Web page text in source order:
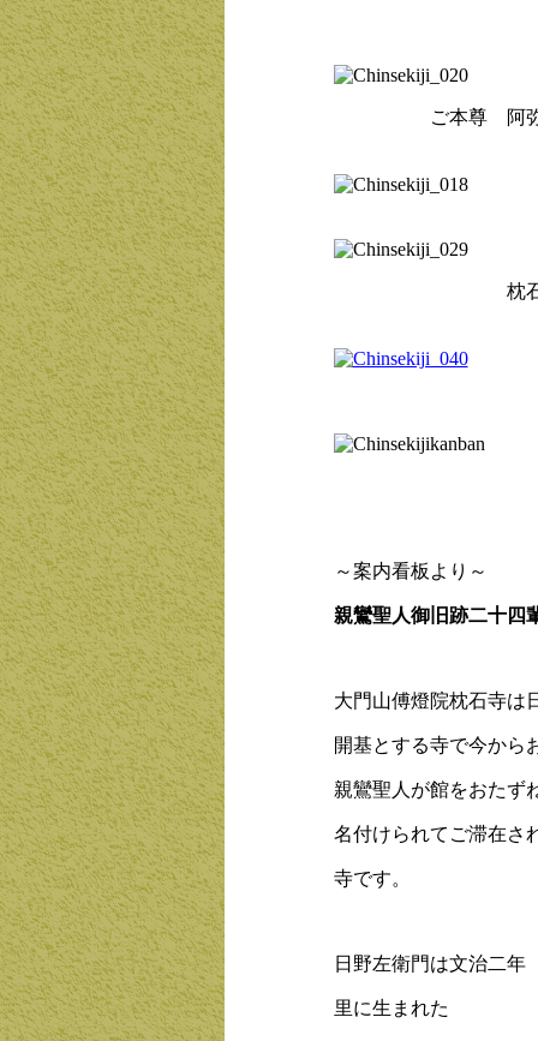
ご本尊 阿弥陀
枕石寺ご
～案内看板より～
親鸞聖人御旧跡二十四
大門山傅燈院枕石寺は
開基とする寺で今から
親鸞聖人が館をおたず
名付けられてご滞在さ
寺です。
日野左衛門は文治二年
里に生まれた